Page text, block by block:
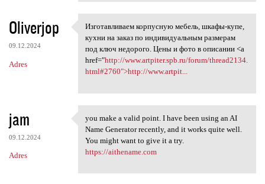
Oliverjop
09.12.2024
Adres
Изготавливаем корпусную
Изготавливаем корпусную мебель, шкафы-купе,
кухни на заказ по индивидуальным размерам
под ключ недорого. Цены и фото в описании <a
href="http://www.artpiter.spb.ru/forum/thread2134.
html#2760">http://www.artpit...
jam
09.12.2024
Adres
you make a valid point. I
you make a valid point. I have been using an AI
Name Generator recently, and it works quite well.
You might want to give it a try.
https://aithename.com